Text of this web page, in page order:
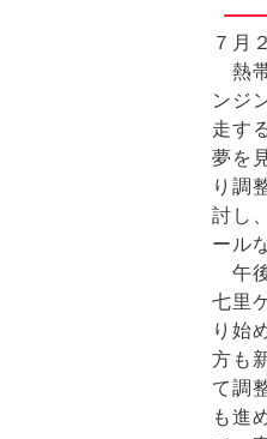
７月
熱
ンジ
走す
夢を
り調
討し
ール
午
七里
り始
方も
て調
も進